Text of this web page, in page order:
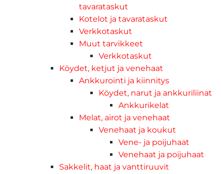
tavarataskut
Kotelot ja tavarataskut
Verkkotaskut
Muut tarvikkeet
Verkkotaskut
Köydet, ketjut ja venehaat
Ankkurointi ja kiinnitys
Köydet, narut ja ankkuriliinat
Ankkurikelat
Melat, airot ja venehaat
Venehaat ja koukut
Vene- ja poijuhaat
Venehaat ja poijuhaat
Sakkelit, haat ja vanttiruuvit